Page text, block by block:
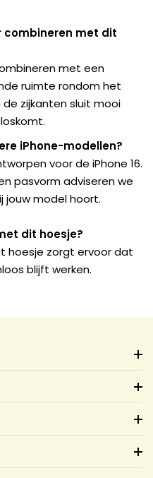
combineren met dit
met een
ruimte rondom het
zijkanten sluit mooi
iPhone-modellen?
voor de iPhone 16.
pasvorm adviseren we
jouw model hoort.
dit hoesje?
hoesje zorgt ervoor dat
blijft werken.